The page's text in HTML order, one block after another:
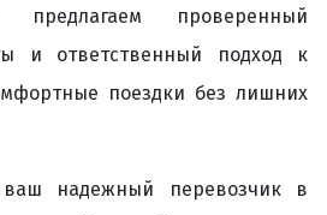
предлагаем проверенный
и ответственный подход к
поездки без лишних
надежный перевозчик в